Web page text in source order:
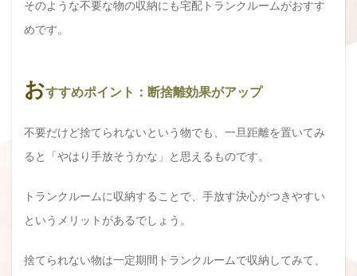
そのような不要な物の収納にも宅配トランクルームがおすす
めです。
おすすめポイント：断捨離効果がアップ
不要だけど捨てられないという物でも、一旦距離を置いてみ
ると「やはり手放そうかな」と思えるものです。
トランクルームに収納することで、手放す決心がつきやすい
というメリットがあるでしょう。
捨てられない物は一定期間トランクルームで収納してみて、